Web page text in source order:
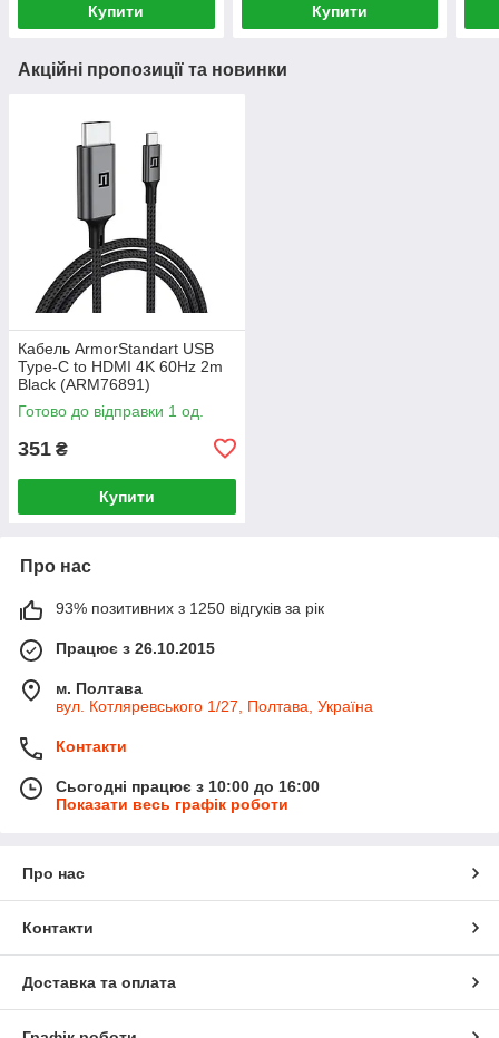
Купити Купити
Акційні пропозиції та новинки
Кабель ArmorStandart USB
Type-C to HDMI 4K 60Hz 2m
Black (ARM76891)
Готово до відправки 1 од.
351 ₴
Купити
Про нас
93% позитивних з 1250 відгуків за рік
Працює з 26.10.2015
м. Полтава
вул. Котляревського 1/27, Полтава, Україна
Контакти
Сьогодні працює з 10:00 до 16:00
Показати весь графік роботи
Про нас
Контакти
Доставка та оплата